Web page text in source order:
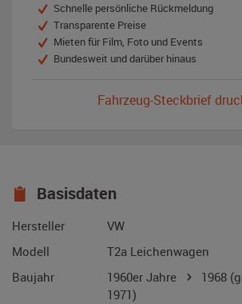
Schnelle persönliche Rückmeldung
Transparente Preise
Mieten für Film, Foto und Events
Bundesweit und darüber hinaus
Fahrzeug-Steckbrief
Basisdaten
Hersteller
VW
Modell
T2a Leichenwagen
Baujahr
1960er Jahre 1968
1971)